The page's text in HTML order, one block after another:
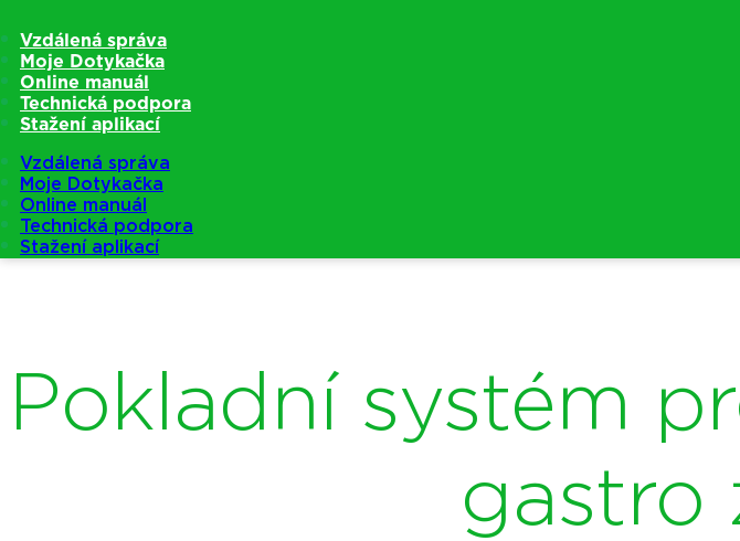
Vzdálená správa
Moje Dotykačka
Online manuál
Technická podpora
Stažení aplikací
Vzdálená správa
Moje Dotykačka
Online manuál
Technická podpora
Stažení aplikací
Pokladní systém
gastro